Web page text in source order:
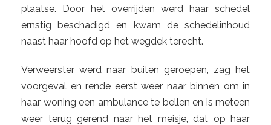
plaatse. Door het overrijden werd haar schedel
ernstig beschadigd en kwam de schedelinhoud
naast haar hoofd op het wegdek terecht.
Verweerster werd naar buiten geroepen, zag het
voorgeval en rende eerst weer naar binnen om in
haar woning een ambulance te bellen en is meteen
weer terug gerend naar het meisje, dat op haar